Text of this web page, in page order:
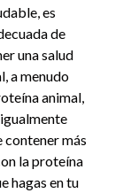
es
de
una salud
a menudo
animal,
contener más
la proteína
hagas en tu